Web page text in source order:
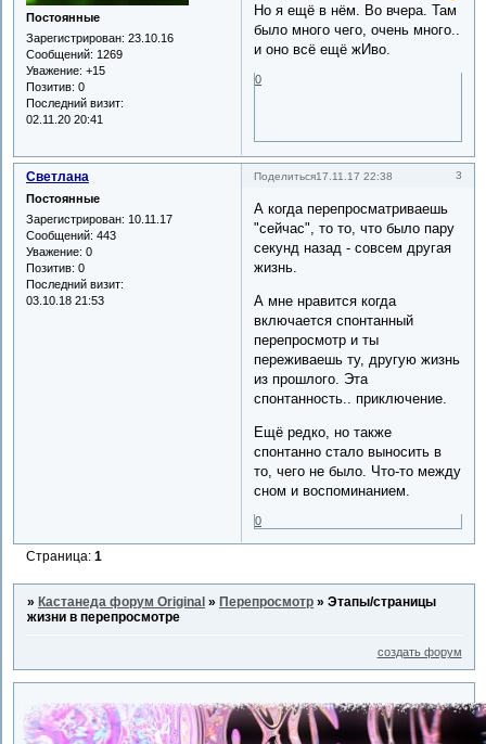
Постоянные
Зарегистрирован: 23.10.16
Сообщений: 1269
Уважение: +15
Позитив: 0
Последний визит:
02.11.20 20:41
Но я ещё в нём. Во вчера. Там
было много чего, очень много..
и оно всё ещё жИво.
0
Поделиться 3
17.11.17 22:38
Светлана
Постоянные
Зарегистрирован: 10.11.17
Сообщений: 443
Уважение: 0
Позитив: 0
Последний визит:
03.10.18 21:53
А когда перепросматриваешь
"сейчас", то то, что было пару
секунд назад - совсем другая
жизнь.
А мне нравится когда
включается спонтанный
перепросмотр и ты
переживаешь ту, другую жизнь
из прошлого. Эта
спонтанность.. приключение.
Ещё редко, но также
спонтанно стало выносить в
то, чего не было. Что-то между
сном и воспоминанием.
0
Страница:1
» Кастанеда форум Original » Перепросмотр »Этапы/страницы
жизни в перепросмотре
создать форум